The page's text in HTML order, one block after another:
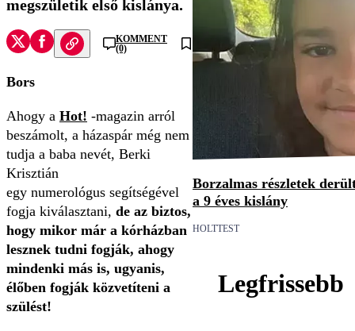
megszületik első kislánya.
KOMMENT
(0)
Bors
Ahogy a Hot! -magazin arról
beszámolt, a házaspár még nem
tudja a baba nevét, Berki
Krisztián
egy numerológus segítségével
fogja kiválasztani, de az biztos,
hogy mikor már a kórházban
lesznek tudni fogják, ahogy
mindenki más is, ugyanis,
élőben fogják közvetíteni a
szülést!
Borzalmas részletek
a 9 éves kislány
HOLTTEST
Legfrissebb